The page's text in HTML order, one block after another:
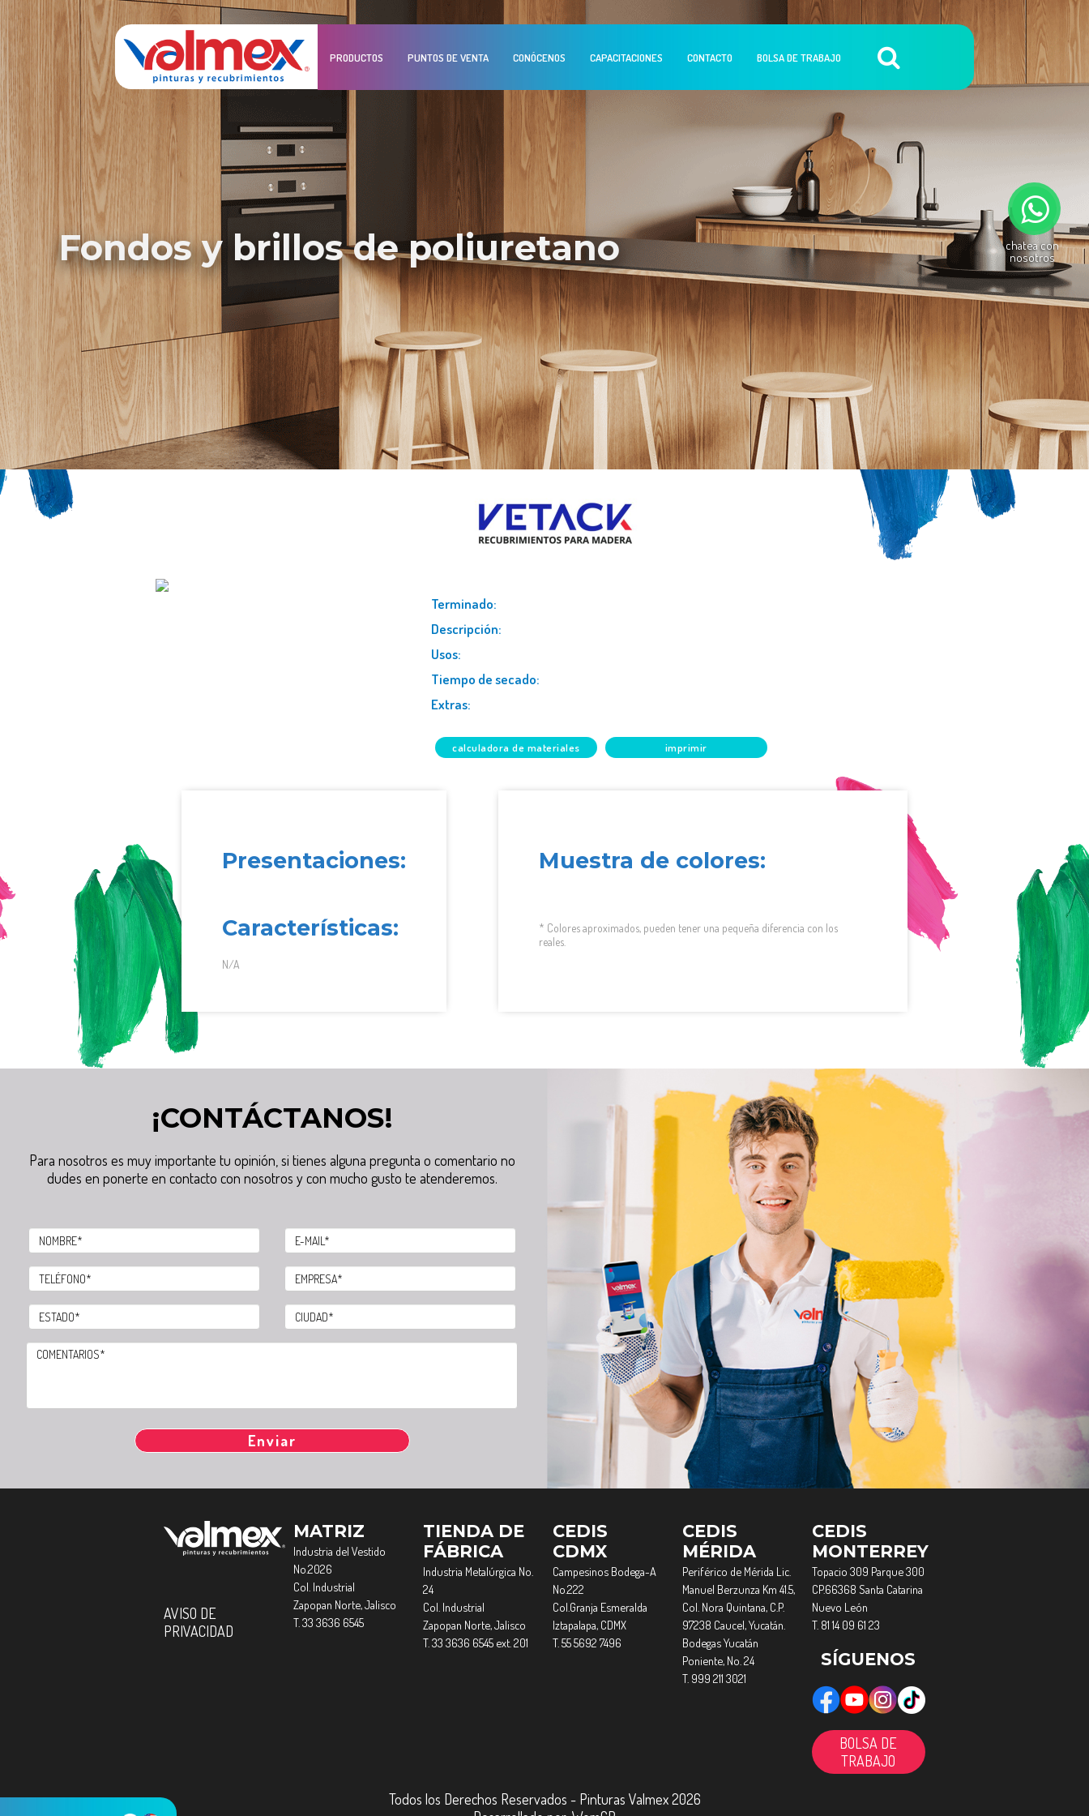
PRODUCTOS PUNTOS DE VENTA CONÓCENOS CAPACITACIONES CONTACTO BOLSA DE TRABAJO
chatea con
nosotros
fondos y brillos de poliuretano
terminado:
descripción:
usos:
tiempo de secado:
extras:
calculadora de materiales imprimir
Presentaciones:
Características:
N/A
Muestra de colores:
* Colores aproximados, pueden tener una pequeña diferencia con los
reales.
¡CONTÁCTANOS!
Para nosotros es muy importante tu opinión, si tienes alguna pregunta o comentario no
dudes en ponerte en contacto con nosotros y con mucho gusto te atenderemos.
AVISO DE
PRIVACIDAD
MATRIZ
Industria del Vestido
No.2026
Col. Industrial
Zapopan Norte, Jalisco
T. 33 3636 6545
TIENDA DE
FÁBRICA
Industria Metalúrgica No.
24
Col. Industrial
Zapopan Norte, Jalisco
T. 33 3636 6545 ext. 201
CEDIS
CDMX
Campesinos Bodega-A
No.222
Col.Granja Esmeralda
Iztapalapa, CDMX
T. 55 5692 7496
CEDIS
MÉRIDA
Periférico de Mérida Lic.
Manuel Berzunza Km 41.5,
Col. Nora Quintana, C.P.
97238 Caucel, Yucatán.
Bodegas Yucatán
Poniente, No. 24
T. 999 211 3021
CEDIS
MONTERREY
Topacio 309 Parque 300
CP.66368 Santa Catarina
Nuevo León
T. 81 14 09 61 23
SÍGUENOS
BOLSA DE
TRABAJO
Todos los Derechos Reservados - Pinturas Valmex 2026